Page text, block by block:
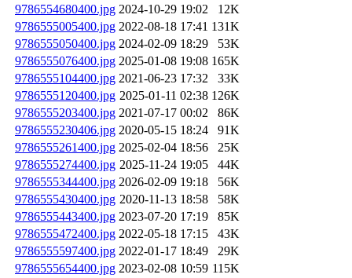
9786554680400.jpg 2024-10-29 19:02
12K
9786555005400.jpg 2022-08-18 17:41 131K
9786555050400.jpg 2024-02-09 18:29
53K
9786555076400.jpg 2025-01-08 19:08 165K
9786555104400.jpg 2021-06-23 17:32
33K
9786555120400.jpg 2025-01-11 02:38 126K
9786555203400.jpg 2021-07-17 00:02
86K
9786555230406.jpg 2020-05-15 18:24
91K
9786555261400.jpg 2025-02-04 18:56
25K
9786555274400.jpg 2025-11-24 19:05
44K
9786555344400.jpg 2026-02-09 19:18
56K
9786555430400.jpg 2020-11-13 18:58
58K
9786555443400.jpg 2023-07-20 17:19
85K
9786555472400.jpg 2022-05-18 17:15
43K
9786555597400.jpg 2022-01-17 18:49
29K
9786555654400.jpg 2023-02-08 10:59 115K